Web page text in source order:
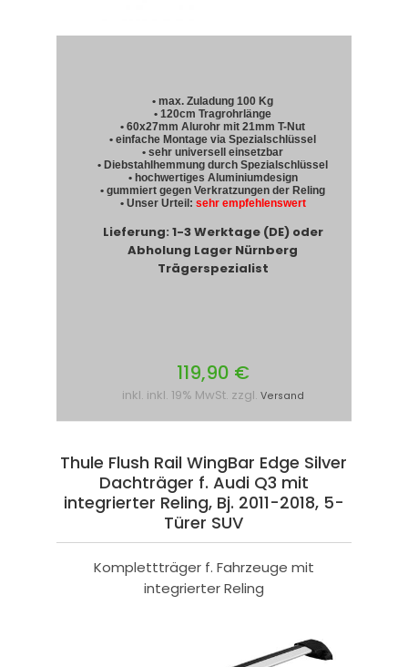
• max. Zuladung 100 Kg
• 120cm Tragrohrlänge
• 60x27mm Alurohr mit 21mm T-Nut
• einfache Montage via Spezialschlüssel
• sehr universell einsetzbar
• Diebstahlhemmung durch Spezialschlüssel
• hochwertiges Aluminiumdesign
• gummiert gegen Verkratzungen der Reling
• Unser Urteil: sehr empfehlenswert
Lieferung: 1-3 Werktage (DE) oder
Abholung Lager Nürnberg
Trägerspezialist
119,90 €
inkl. inkl. 19% MwSt. zzgl. Versand
Thule Flush Rail WingBar Edge Silver
Dachträger f. Audi Q3 mit
integrierter Reling, Bj. 2011-2018, 5-
Türer SUV
Komplettträger f. Fahrzeuge mit
integrierter Reling